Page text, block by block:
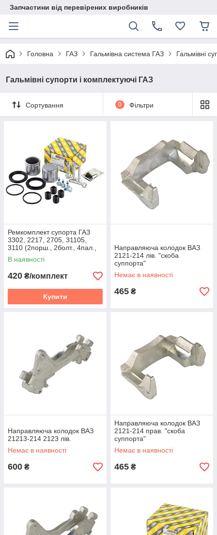
Запчастини від перевірених виробників
Головна ГАЗ Гальмівна система ГАЗ Гальмівні
Гальмівні супорти і комплектуючі ГАЗ
Сортування 0 Фільтри
Ремкомплект супорта ГАЗ
3302, 2217, 2705, 31105,
3110 (2порш., 2болт., 4пал.,
2пильн., 4гоф., мастило)
В наявності
420 ₴/комплект
Купити
Направляюча колодок ВАЗ
2121-214 лів. "скоба
суппорта"
Немає в наявності
465 ₴
Направляюча колодок ВАЗ
21213-214 2123 лів.
Немає в наявності
600 ₴
Направляюча колодок ВАЗ
2121-214 прав. "скоба
суппорта"
Немає в наявності
465 ₴